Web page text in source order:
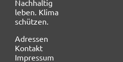
Navigation
überspringen
Adressen
Kontakt
Impressum